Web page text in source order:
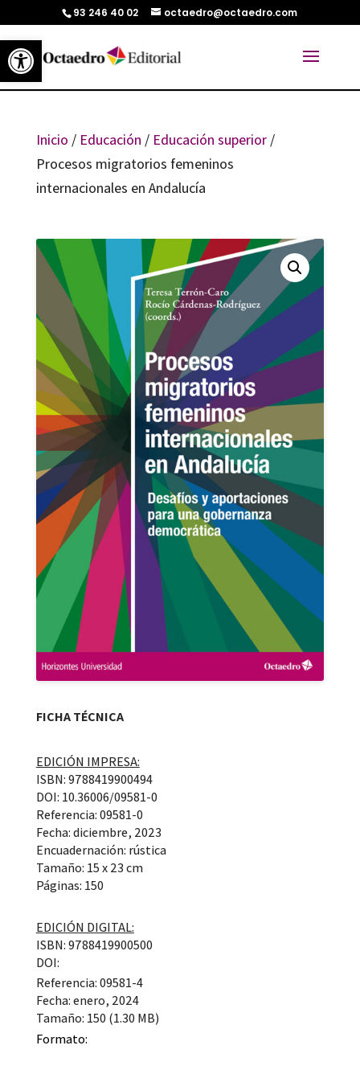
Abrir barra de herramientas
93 246 40 02 octaedro@octaedro.com
Inicio / Educación / Educación superior/
Procesos migratorios femeninos
internacionales en Andalucía
FICHA TÉCNICA
EDICIÓN IMPRESA:
ISBN: 9788419900494
DOI: 10.36006/09581-0
Referencia: 09581-0
Fecha: diciembre, 2023
Encuadernación: rústica
Tamaño: 15 x 23 cm
Páginas: 150
EDICIÓN DIGITAL:
ISBN: 9788419900500
DOI:
Referencia: 09581-4
Fecha: enero, 2024
Tamaño: 150 (1.30 MB)
Formato: